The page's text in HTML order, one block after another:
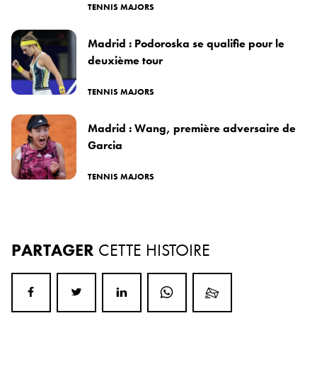
TENNIS MAJORS
Madrid : Podoroska se qualifie pour le
deuxième tour
TENNIS MAJORS
Madrid : Wang, première adversaire de
Garcia
TENNIS MAJORS
PARTAGER CETTE HISTOIRE